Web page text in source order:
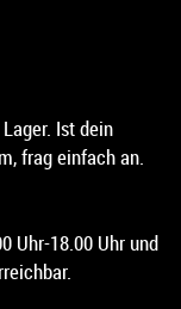
Ist dein
frag einfach an.
Uhr-18.00 Uhr und